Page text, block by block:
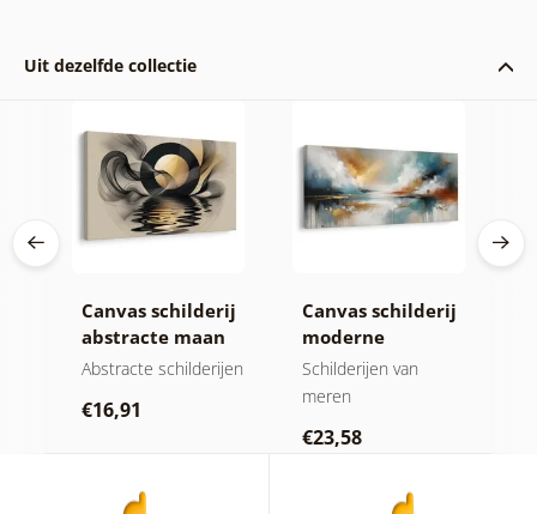
Uit dezelfde collectie
Canvas schilderij
abstracte maan
bij het water
Abstracte schilderijen
€16,91
Canvas schilderij
moderne
abstractie met
natuur
Schilderijen van
meren
€23,58